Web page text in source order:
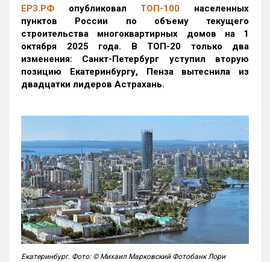
ЕРЗ.РФ опубликовал ТОП-100 населенных
пунктов России по объему текущего
строительства многоквартирных домов на 1
октября 2025 года. В ТОП-20 только два
изменения: Санкт-Петербург уступил вторую
позицию Екатеринбургу, Пенза вытеснила из
двадцатки лидеров Астрахань.
Екатеринбург. Фото: © Михаил Марковский Фотобанк Лори